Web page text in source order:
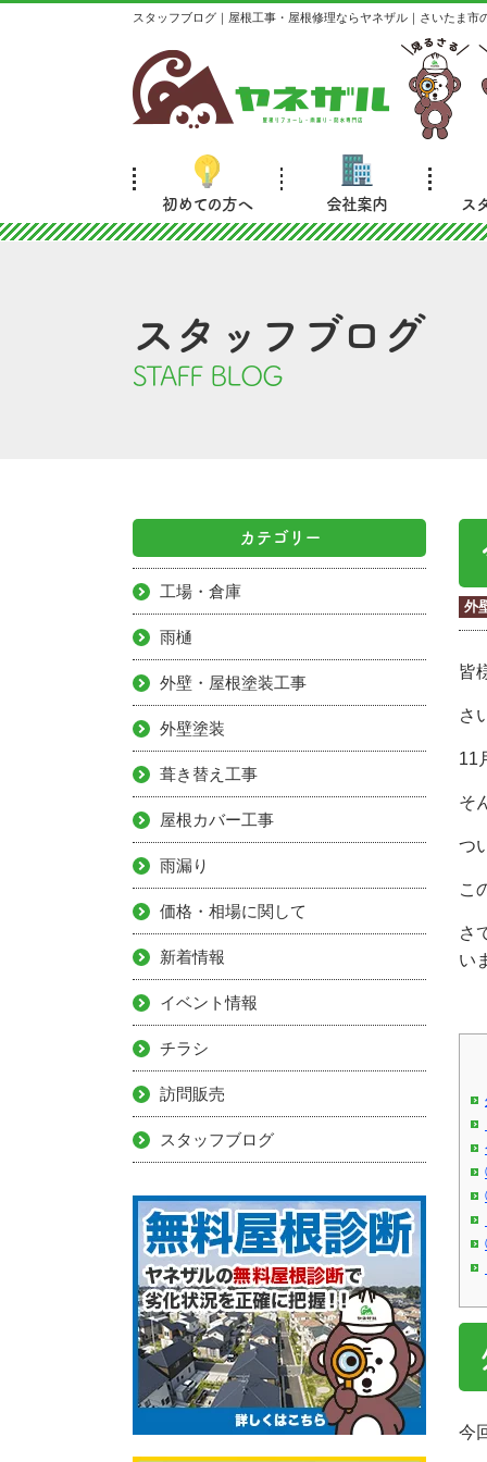
スタッフブログ｜屋根工事・屋根修理ならヤネザル｜さいたま
初めての方へ 会社案内 ス
スタッフブログ
STAFF BLOG
外
皆
さ
11
そ
つ
こ
さ
い
今
カテゴリー
工場・倉庫
雨樋
外壁・屋根塗装工事
外壁塗装
葺き替え工事
屋根カバー工事
雨漏り
価格・相場に関して
新着情報
イベント情報
チラシ
訪問販売
スタッフブログ